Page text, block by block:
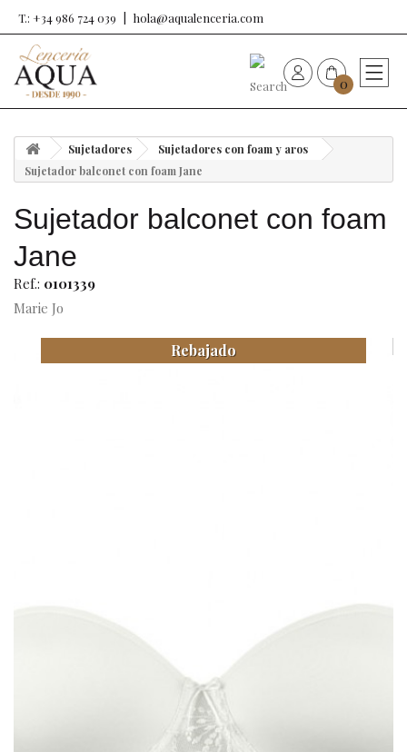
T.: +34 986 724 039 hola@aqualenceria.com
0
Nueva colección
Sujetadores
Outlet
Sujetadores
Sujetadores con foam y aros
Sujetador balconet con foam Jane
Sujetador balconet con foam
Jane
Ref.: 0101339
Marie Jo
Rebajado